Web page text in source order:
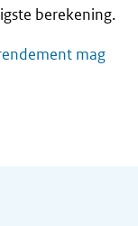
berekening.
mag